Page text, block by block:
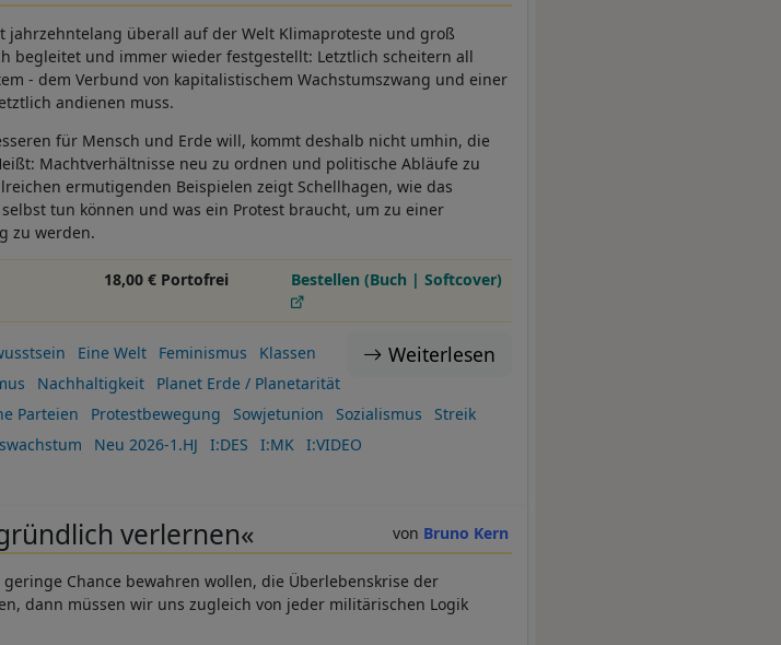
jahrzehntelang überall auf der Welt Klimaproteste und groß
begleitet und immer wieder festgestellt: Letztlich scheitern all
- dem Verbund von kapitalistischem Wachstumszwang und einer
andienen muss.
für Mensch und Erde will, kommt deshalb nicht umhin, die
Machtverhältnisse neu zu ordnen und politische Abläufe zu
ermutigenden Beispielen zeigt Schellhagen, wie das
tun können und was ein Protest braucht, um zu einer
zu werden.
18,00 € Portofrei Bestellen (Buch | Softcover)
Weiterlesen
Eine Welt Feminismus
Klassen
Nachhaltigkeit
Planet Erde / Planetarität
Parteien Protestbewegung Sowjetunion Sozialismus
Streik
Neu 2026-1.HJ I:DES I:MK I:VIDEO
Bruno Kern
verlernen«
Chance bewahren wollen, die Überlebenskrise der
dann müssen wir uns zugleich von jeder militärischen Logik